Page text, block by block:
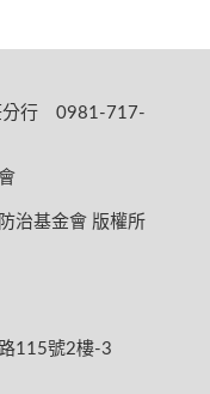
分行 0981-717-
治基金會 版權所
115號2樓-3